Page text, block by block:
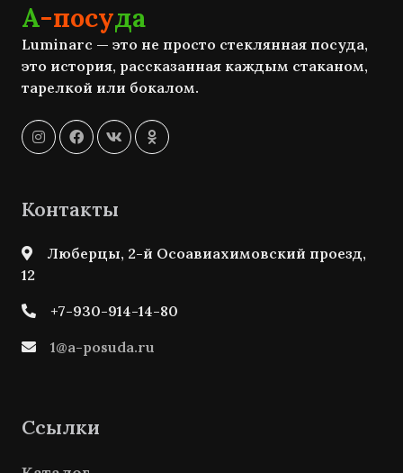
А-посуда
Luminarc — это не просто стеклянная посуда,
это история, рассказанная каждым стаканом,
тарелкой или бокалом.
Контакты
Люберцы, 2-й Осоавиахимовский проезд,
12
+7-930-914-14-80
1@a-posuda.ru
Ссылки